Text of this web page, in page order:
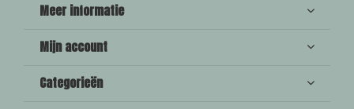
Meer informatie
Mijn account
Categorieën